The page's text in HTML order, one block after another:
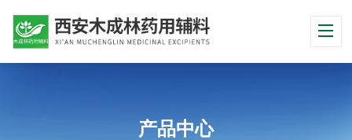
产品中心